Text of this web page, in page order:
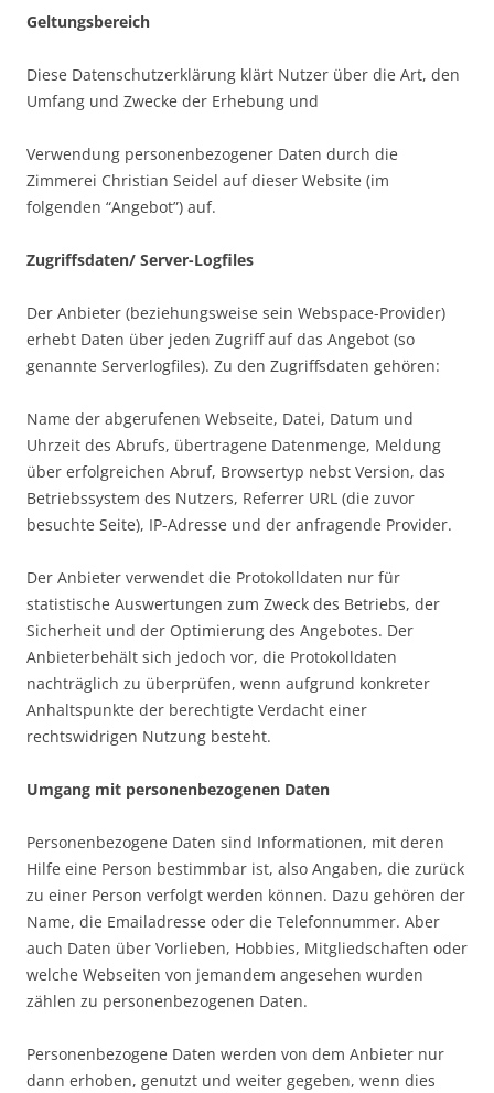
Geltungsbereich
Diese Datenschutzerklärung klärt Nutzer über die Art, den
Umfang und Zwecke der Erhebung und
Verwendung personenbezogener Daten durch die
Zimmerei Christian Seidel auf dieser Website (im
folgenden “Angebot”) auf.
Zugriffsdaten/ Server-Logfiles
Der Anbieter (beziehungsweise sein Webspace-Provider)
erhebt Daten über jeden Zugriff auf das Angebot (so
genannte Serverlogfiles). Zu den Zugriffsdaten gehören:
Name der abgerufenen Webseite, Datei, Datum und
Uhrzeit des Abrufs, übertragene Datenmenge, Meldung
über erfolgreichen Abruf, Browsertyp nebst Version, das
Betriebssystem des Nutzers, Referrer URL (die zuvor
besuchte Seite), IP-Adresse und der anfragende Provider.
Der Anbieter verwendet die Protokolldaten nur für
statistische Auswertungen zum Zweck des Betriebs, der
Sicherheit und der Optimierung des Angebotes. Der
Anbieterbehält sich jedoch vor, die Protokolldaten
nachträglich zu überprüfen, wenn aufgrund konkreter
Anhaltspunkte der berechtigte Verdacht einer
rechtswidrigen Nutzung besteht.
Umgang mit personenbezogenen Daten
Personenbezogene Daten sind Informationen, mit deren
Hilfe eine Person bestimmbar ist, also Angaben, die zurück
zu einer Person verfolgt werden können. Dazu gehören der
Name, die Emailadresse oder die Telefonnummer. Aber
auch Daten über Vorlieben, Hobbies, Mitgliedschaften oder
welche Webseiten von jemandem angesehen wurden
zählen zu personenbezogenen Daten.
Personenbezogene Daten werden von dem Anbieter nur
dann erhoben, genutzt und weiter gegeben, wenn dies